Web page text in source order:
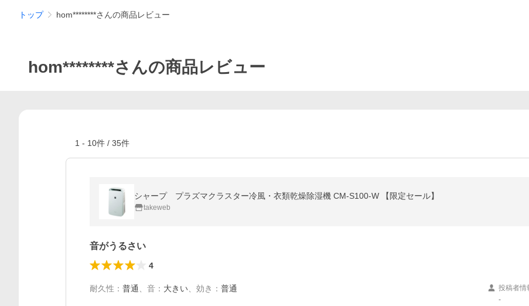
トップ hom********さんの商品レビュー
hom********さんの商品レビュー
1 - 10件 / 35件
シャープ プラズマクラスター冷風・衣類乾燥除湿機 CM-S100-W 【限定セール】
takeweb
音がうるさい
4
耐久性 ： 普通 音 ： 大きい 効き ： 普通
投稿者情
-